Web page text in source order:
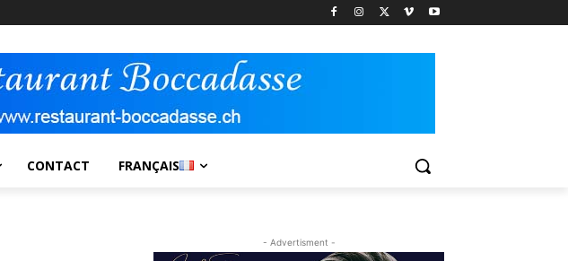
CONTACT FRANÇAIS
- Advertisment -